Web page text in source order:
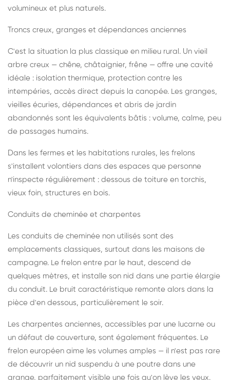
volumineux et plus naturels.
Troncs creux, granges et dépendances anciennes
C'est la situation la plus classique en milieu rural. Un vieil
arbre creux — chêne, châtaignier, frêne — offre une cavité
idéale : isolation thermique, protection contre les
intempéries, accès direct depuis la canopée. Les granges,
vieilles écuries, dépendances et abris de jardin
abandonnés sont les équivalents bâtis : volume, calme, peu
de passages humains.
Dans les fermes et les habitations rurales, les frelons
s'installent volontiers dans des espaces que personne
n'inspecte régulièrement : dessous de toiture en torchis,
vieux foin, structures en bois.
Conduits de cheminée et charpentes
Les conduits de cheminée non utilisés sont des
emplacements classiques, surtout dans les maisons de
campagne. Le frelon entre par le haut, descend de
quelques mètres, et installe son nid dans une partie élargie
du conduit. Le bruit caractéristique remonte alors dans la
pièce d'en dessous, particulièrement le soir.
Les charpentes anciennes, accessibles par une lucarne ou
un défaut de couverture, sont également fréquentes. Le
frelon européen aime les volumes amples — il n'est pas rare
de découvrir un nid suspendu à une poutre dans une
grange, parfaitement visible une fois qu'on lève les yeux.